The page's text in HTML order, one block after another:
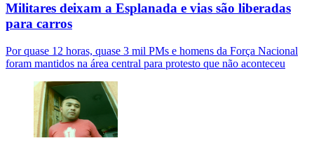
Militares deixam a Esplanada e vias são liberadas
para carros
Por quase 12 horas, quase 3 mil PMs e homens da Força Nacional
foram mantidos na área central para protesto que não aconteceu